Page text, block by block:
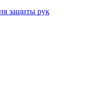
защиты рук